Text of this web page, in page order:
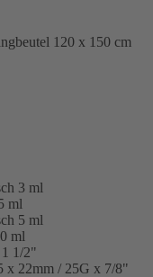
120 x 150 cm
3 ml
ml
5 ml
ml
1/2"
x 22mm / 25G x 7/8"